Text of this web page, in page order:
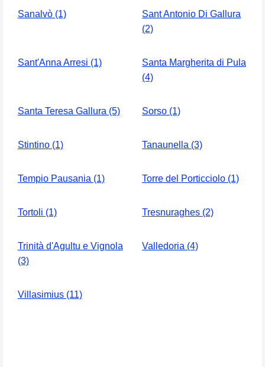
Sanalvò (1)
Sant Antonio Di Gallura
(2)
Sant'Anna Arresi (1)
Santa Margherita di Pula
(4)
Santa Teresa Gallura (5) Sorso (1)
Stintino (1) Tanaunella (3)
Tempio Pausania (1) Torre del Porticciolo (1)
Tortoli (1) Tresnuraghes (2)
Trinità d'Agultu e Vignola
(3)
Valledoria (4)
Villasimius (11)